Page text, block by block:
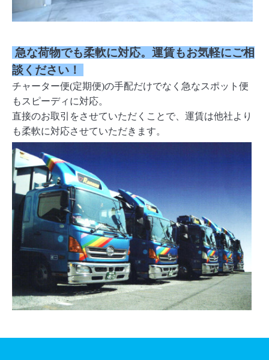
急な荷物でも柔軟に対応。運賃もお気軽にご相
談ください！
チャーター便(定期便)の手配だけでなく急なスポット便
もスピーディに対応。
直接のお取引をさせていただくことで、運賃は他社より
も柔軟に対応させていただきます。